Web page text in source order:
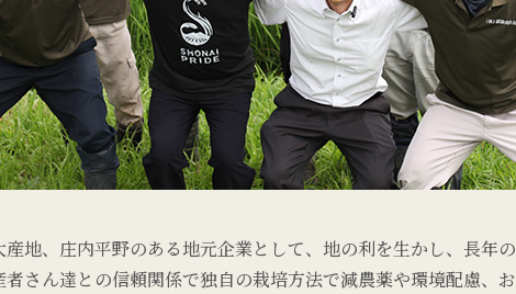
産地、庄内平野のある地元企業として、地の利を生かし、長年の
者さん達との信頼関係で独自の栽培方法で減農薬や環境配慮、お